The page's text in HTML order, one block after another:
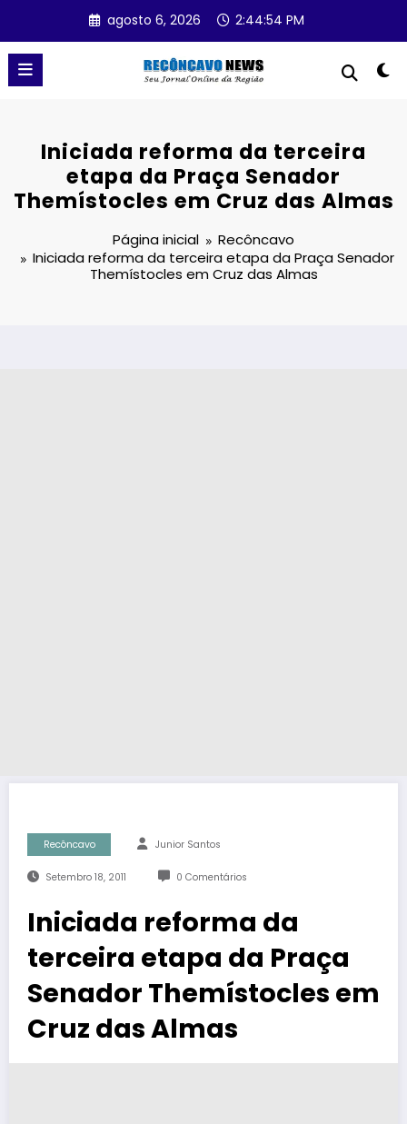
o
conteúdo
agosto 6, 2026 2:44:55 PM
Iniciada reforma da terceira
etapa da Praça Senador
Themístocles em Cruz das Almas
Página inicial
Recôncavo
Iniciada reforma da terceira etapa da Praça Senador
Themístocles em Cruz das Almas
Recôncavo Junior Santos
Setembro 18, 2011 0 Comentários
Iniciada reforma da
terceira etapa da Praça
Senador Themístocles em
Cruz das Almas